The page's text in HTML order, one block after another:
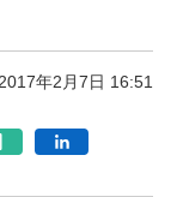
2017年2月7日 16:51